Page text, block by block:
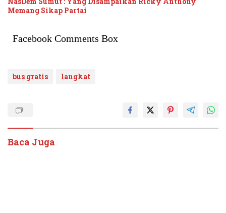
Memang Sikap Partai
Facebook Comments Box
bus gratis langkat
Baca Juga